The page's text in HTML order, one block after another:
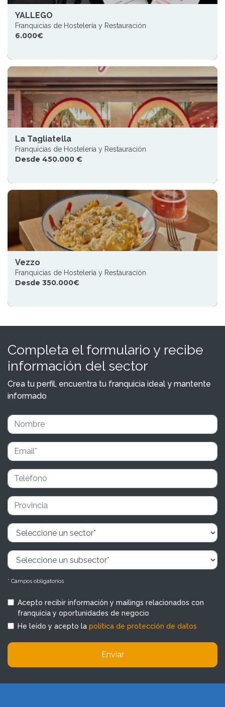
YALLEGO
Franquicias de Hostelería y Restauración
6.000€
La Tagliatella
Franquicias de Hostelería y Restauración
Desde 450.000 €
Vezzo
Franquicias de Hostelería y Restauración
Desde 350.000€
Completa el formulario y recibe
información del sector
Crea tu perfil, encuentra tu franquicia ideal y mantente
informado
* Campos obligatorios
Acepto recibir información y mailings relacionados con
franquicia y oportunidades de negocio
He leído y acepto la política de protección de datos
Enviar